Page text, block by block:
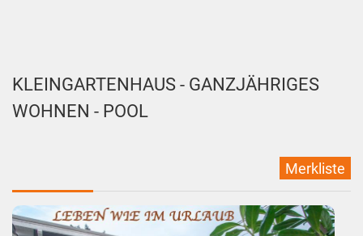
KLEINGARTENHAUS - GANZJÄHRIGES
WOHNEN - POOL
Merkliste